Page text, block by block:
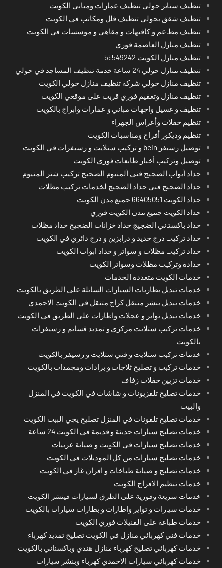
تنظيف ستائر حولي تنظيف عمارات ومباني الكويت
تنظيف شقق بحولي تنظيف فلل ومكاتب في الكويت
تنظيف مطاعم و كافيهات و مقاهي و مؤسسات في الكويت
تنظيف منازل العاصمة فوري
تنظيف منازل الكويت 55549242
تنظيف منازل حولي 24 ساعة خدمة تنظيف المساجد في حولي
تنظيف منازل حولي شركة تنظيف منازل حولي الكويت
تنظيف منازل وتعقيم فوري قريب على موقعي الكويت
تنظيف و غسيل واجهات مباني و عمارات وابراج بالكويت
تنظيم حفلات وأعراس الجهراء
تنظيم وديكور أفراح ومناسبات الكويت
توصيل رسيفر bein و تركيب ستلايت و رسيفرات في الكويت
توصيل وتركيب أخبار طابعات فوري الكويت
حداد أبواب الضجيج فني ألمنيوم الضجيج تركيب شتر المنيوم
حداد الضجيج فني حداد الضجيج لخدمات تركيب مظلات
حداد الكويت 66405051 جميع مدن الكويت
حداد الكويت جميع مدن الكويت فوري
حداد باكستاني الضجيج حداد خزانات الضجيج حداد مظلات
حداد تركيب درج حديد و درابزين و درج دائري في الكويت
حداد تركيب مظلات و سواتر و حداد ابواب الكويت
حدادة وتركيب مظلات وسواتر الكويت
خدمات الكويت متعددة الخدمات
خدمات تبديل بطاريات السيارات السائلة على الطريق بالكويت
خدمات تبديل بنشر متنقل كراج متنقل في الكويت الاحمدي
خدمات تبديل تواير و عجلات واطارات على الطريق في الكويت
خدمات تركيب ستلايت مركزي و تمديد قسائم و رسيفرات
بالكويت
خدمات تركيب ستلايت و فني ستلايت و رسيفر بالكويت
خدمات تركيب و تصليح ثلاجات و برادات ومجمدات بالكويت
خدمات تزيين حفلات زفاف
خدمات تصليح تلفزيونات و شاشات في الكويت في المنزل
والبيت
خدمات تصليح تلفونات في المنزل تصليح يجي البيت الكويت
خدمات تصليح سيارات حديثة و قديمة في الكويت 24 ساعة
خدمات تصليح سيارات في الكويت و صيانة عربيات
خدمات تصليح سيارات من كل الموديلات في الكويت
خدمات تصليح و صيانة طباخات و افران غاز في الكويت
خدمات تنظيم الافراح الكويت
خدمات سريعة وفورية على الطرق لسيارات فينشر الكويت
خدمات سيارات و تواير واطارات و بطارات سيارات بالكويت
خدمات طباعة على الفنيلات فوري الكويت
خدمات فني كهربائي منازل في الكويت تصليح تمديد كهرباء
خدمات كهربائي تصليح كهرباء منازل هندي وباكستاني بالكويت
خدمات كهربائي سيارات الاحمدي كهرباء وبنشر سيارات